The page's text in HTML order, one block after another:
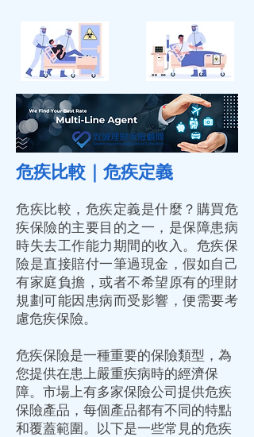
危疾比較｜危疾定義
危疾比較，危疾定義是什麼？購買危
疾保險的主要目的之一，是保障患病
時失去工作能力期間的收入。危疾保
險是直接賠付一筆過現金，假如自己
有家庭負擔，或者不希望原有的理財
規劃可能因患病而受影響，便需要考
慮危疾保險。
危疾保險是一種重要的保險類型，為
您提供在患上嚴重疾病時的經濟保
障。市場上有多家保險公司提供危疾
保險產品，每個產品都有不同的特點
和覆蓋範圍。以下是一些常見的危疾